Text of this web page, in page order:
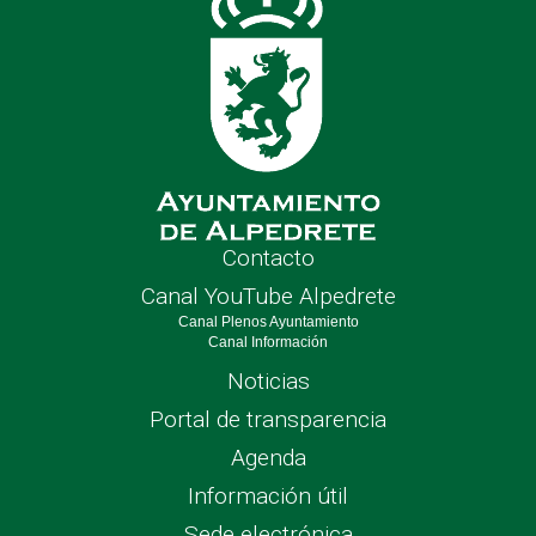
Contacto
Canal YouTube Alpedrete
Canal Plenos Ayuntamiento
Canal Información
Noticias
Portal de transparencia
Agenda
Información útil